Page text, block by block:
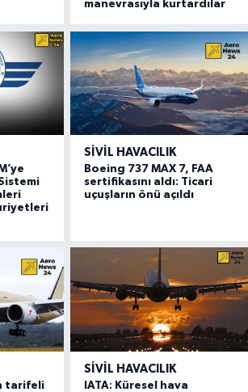
manevrasıyla kurtardılar
SIVIL HAVACILIK
Boeing 737 MAX 7, FAA
sertifikasını aldı: Ticari
uçuşların önü açıldı
tarifeli
SIVIL HAVACILIK
IATA: Küresel hava